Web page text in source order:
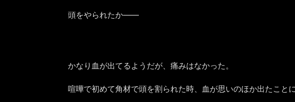
頭をやられたか――
かなり血が出てるようだが、痛みはなかった。
喧嘩で初めて角材で頭を割られた時、血が思いのほか出たこと